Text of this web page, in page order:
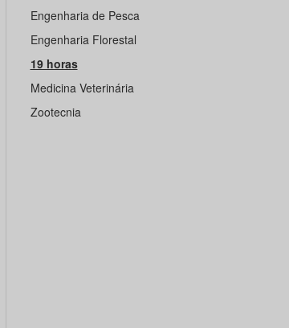
Engenharia de Pesca
Engenharia Florestal
19 horas
Medicina Veterinária
Zootecnia